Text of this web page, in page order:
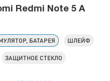
Redmi Note 5 A
БАТАРЕЯ ШЛЕЙФ
ЗАЩИТНОЕ СТЕКЛО